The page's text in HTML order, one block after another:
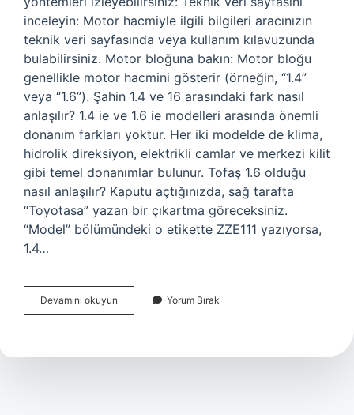
inceleyin: Motor hacmiyle ilgili bilgileri aracınızın
teknik veri sayfasında veya kullanım kılavuzunda
bulabilirsiniz. Motor bloğuna bakın: Motor bloğu
genellikle motor hacmini gösterir (örneğin, “1.4”
veya “1.6”). Şahin 1.4 ve 16 arasındaki fark nasıl
anlaşılır? 1.4 ie ve 1.6 ie modelleri arasında önemli
donanım farkları yoktur. Her iki modelde de klima,
hidrolik direksiyon, elektrikli camlar ve merkezi kilit
gibi temel donanımlar bulunur. Tofaş 1.6 olduğu
nasıl anlaşılır? Kaputu açtığınızda, sağ tarafta
“Toyotasa” yazan bir çıkartma göreceksiniz.
“Model” bölümündeki o etikette ZZE111 yazıyorsa,
1.4…
Devamını okuyun Arabanın
14
Mı
Yorum Bırak